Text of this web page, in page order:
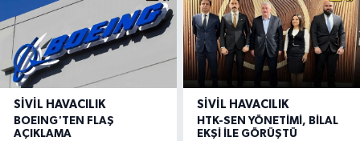
SIVIL HAVACILIK
BOEING'TEN FLAŞ
AÇIKLAMA
SIVIL HAVACILIK
HTK-SEN YÖNETİMİ, BİLAL
EKŞİ İLE GÖRÜŞTÜ